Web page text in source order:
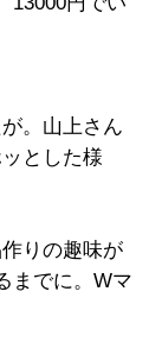
。山上さん
とした様
りの趣味が
までに。Wマ